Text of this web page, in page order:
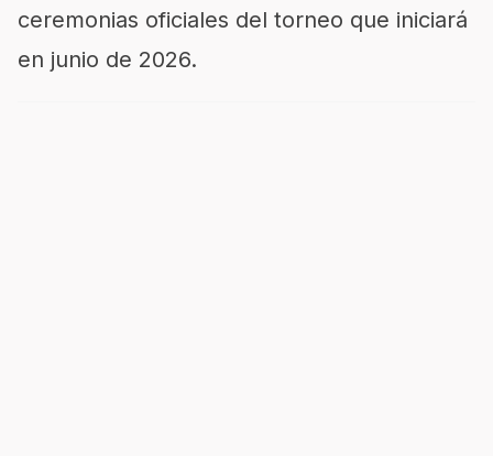
ceremonias oficiales del torneo que iniciará
en junio de 2026.